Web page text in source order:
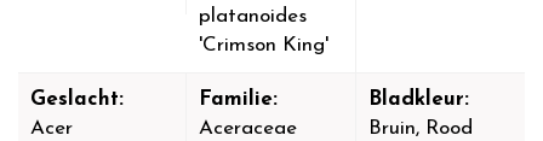
platanoides
'Crimson King'
Geslacht:
Acer
Familie:
Aceraceae
Bladkleur:
Bruin, Rood